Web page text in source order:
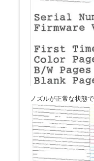
ノズルが正常な状態で